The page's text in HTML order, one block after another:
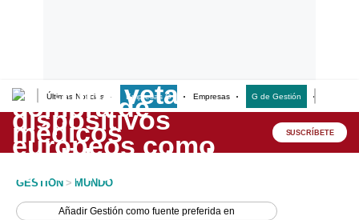
Últimas Noticias Empresas G Empresas G de Gestión
Lo último
Peru Quiosco SUSCRÍBETE
GESTION > MUNDO
AñadirGestión como fuente preferida en